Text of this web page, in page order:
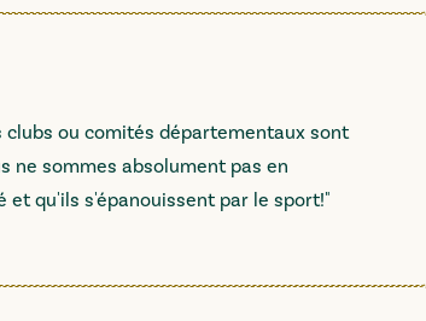
clubs ou comités départementaux sont
ne sommes absolument pas en
qu'ils s'épanouissent par le sport!"